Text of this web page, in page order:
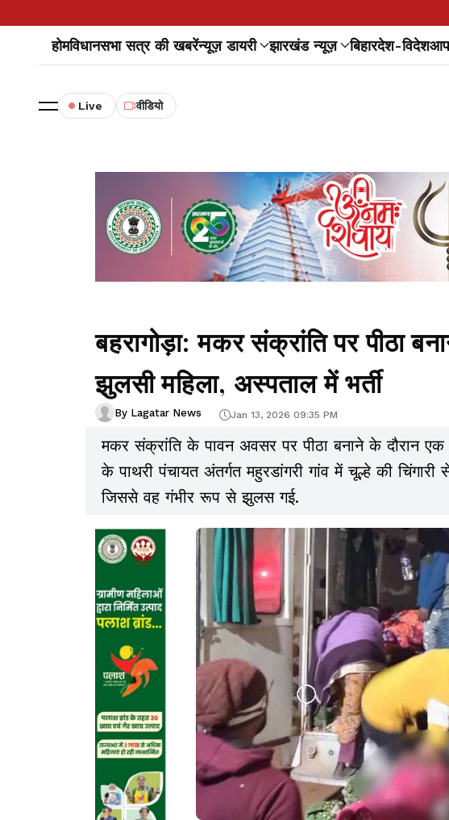
होमविधानसभा सत्र की खबरेंन्यूज़ डायरी झारखंड न्यूज़ बिहारदेश-विदेश
Live वीडियो
बहरागोड़ा: मकर संक्रांति पर पीठा
झुलसी महिला, अस्पताल में भर्ती
By Lagatar News Jan 13, 2026 09:35 PM
मकर संक्रांति के पावन अवसर पर पीठा बनाने के दौरान एक
के पाथरी पंचायत अंतर्गत महुरडांगरी गांव में चूल्हे की
जिससे वह गंभीर रूप से झुलस गई.